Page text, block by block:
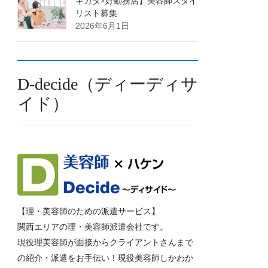
リスト募集
2026年6月1日
D-decide（ディーディサ
イド）
【理・美容師のための派遣サービス】
関西エリアの理・美容師派遣会社です。
現役理美容師が面接からクライアントさんまで
の紹介・派遣をお手伝い！現役美容師しかわか